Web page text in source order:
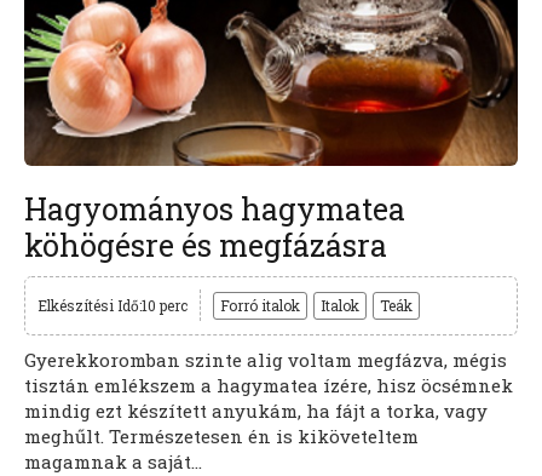
Hagyományos hagymatea
köhögésre és megfázásra
Elkészítési Idő:10 perc Forró italok Italok Teák
Gyerekkoromban szinte alig voltam megfázva, mégis
tisztán emlékszem a hagymatea ízére, hisz öcsémnek
mindig ezt készített anyukám, ha fájt a torka, vagy
meghűlt. Természetesen én is kiköveteltem
magamnak a saját...